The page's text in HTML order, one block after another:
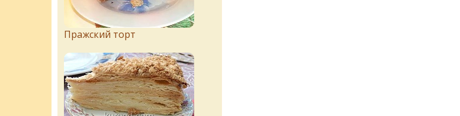
Пражский торт